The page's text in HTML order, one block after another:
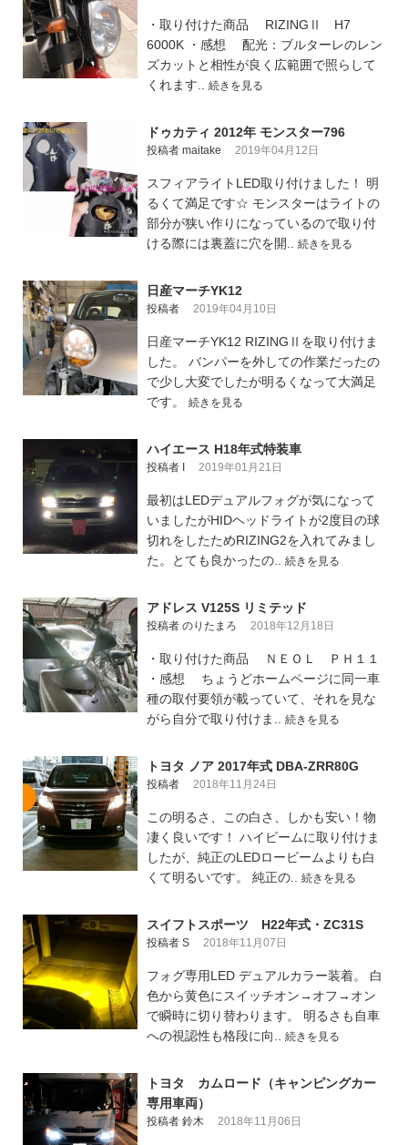
・取り付けた商品 RIZINGⅡ H7
6000K ・感想 配光：ブルターレのレン
ズカットと相性が良く広範囲で照らして
くれます.. 続きを見る
ドゥカティ 2012年 モンスター796
投稿者 maitake 2019年04月12日
スフィアライトLED取り付けました！ 明
るくて満足です☆ モンスターはライトの
部分が狭い作りになっているので取り付
ける際には裏蓋に穴を開.. 続きを見る
日産マーチYK12
投稿者 2019年04月10日
日産マーチYK12 RIZINGⅡを取り付けま
した。 バンパーを外しての作業だったの
で少し大変でしたが明るくなって大満足
です。 続きを見る
ハイエース H18年式特装車
投稿者 I 2019年01月21日
最初はLEDデュアルフォグが気になって
いましたがHIDヘッドライトが2度目の球
切れをしたためRIZING2を入れてみまし
た。とても良かったの.. 続きを見る
アドレス V125S リミテッド
投稿者 のりたまろ 2018年12月18日
・取り付けた商品 ＮＥＯＬ ＰＨ１１
・感想 ちょうどホームページに同一車
種の取付要領が載っていて、それを見な
がら自分で取り付けま.. 続きを見る
トヨタ ノア 2017年式 DBA-ZRR80G
投稿者 2018年11月24日
この明るさ、この白さ、しかも安い！物
凄く良いです！ ハイビームに取り付けま
したが、純正のLEDロービームよりも白
くて明るいです。 純正の.. 続きを見る
スイフトスポーツ H22年式・ZC31S
投稿者 S 2018年11月07日
フォグ専用LED デュアルカラー装着。 白
色から黄色にスイッチオン→オフ→オン
で瞬時に切り替わります。 明るさも自車
への視認性も格段に向.. 続きを見る
トヨタ カムロード（キャンピングカー
専用車両）
投稿者 鈴木 2018年11月06日